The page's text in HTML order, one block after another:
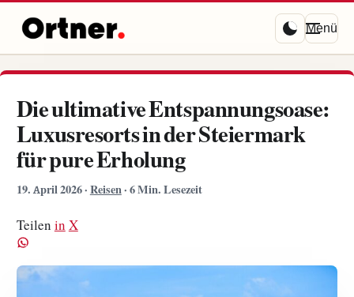
Menü
Die ultimative Entspannungsoase:
Luxusresorts in der Steiermark
für pure Erholung
19. April 2026· Reisen· 6 Min. Lesezeit
Teilen in X